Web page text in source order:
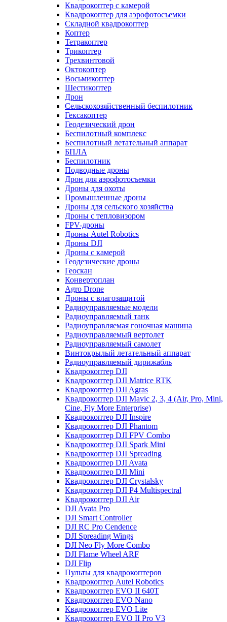
Квадрокоптер с камерой
Квадрокоптер для аэрофотосъемки
Складной квадрокоптер
Коптер
Тетракоптер
Трикоптер
Трехвинтовой
Октокоптер
Восьмикоптер
Шестикоптер
Дрон
Сельскохозяйственный беспилотник
Гексакоптер
Геодезический дрон
Беспилотный комплекс
Беспилотный летательный аппарат
БПЛА
Беспилотник
Подводные дроны
Дрон для аэрофотосъемки
Дроны для охоты
Промышленные дроны
Дроны для сельского хозяйства
Дроны с тепловизором
FPV-дроны
Дроны Autel Robotics
Дроны DJI
Дроны с камерой
Геодезические дроны
Геоскан
Конвертоплан
Agro Drone
Дроны с влагозащитой
Радиоуправляемые модели
Радиоуправляемый танк
Радиоуправляемая гоночная машина
Радиоуправляемый вертолет
Радиоуправляемый самолет
Винтокрылый летательный аппарат
Радиоуправляемый дирижабль
Квадрокоптер DJI
Квадрокоптер DJI Matrice RTK
Квадрокоптер DJI Agras
Квадрокоптер DJI Mavic 2, 3, 4 (Air, Pro, Mini,
Cine, Fly More Enterprise)
Квадрокоптер DJI Inspire
Квадрокоптер DJI Phantom
Квадрокоптер DJI FPV Combo
Квадрокоптер DJI Spark Mini
Квадрокоптер DJI Spreading
Квадрокоптер DJI Avata
Квадрокоптер DJI Mini
Квадрокоптер DJI Crystalsky
Квадрокоптер DJI P4 Multispectral
Квадрокоптер DJI Air
DJI Avata Pro
DJI Smart Controller
DJI RC Pro Cendence
DJI Spreading Wings
DJI Neo Fly More Combo
DJI Flame Wheel ARF
DJI Flip
Пульты для квадрокоптеров
Квадрокоптер Autel Robotics
Квадрокоптер EVO II 640T
Квадрокоптер EVO Nano
Квадрокоптер EVO Lite
Квадрокоптер EVO II Pro V3